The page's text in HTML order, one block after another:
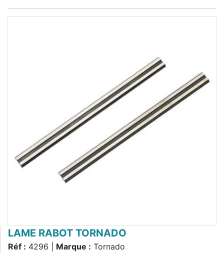
LAME RABOT TORNADO
Réf : 4296 | Marque : Tornado